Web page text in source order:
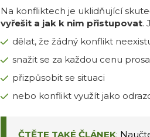
Na konfliktech je uklidňující
vyřešit a jak k nim přistupovat.
dělat, že žádný konflikt
snažit se za každou cenu
přizpůsobit se situaci
nebo konflikt využít jako
ČTĚTE TAKÉ ČLÁNEK: